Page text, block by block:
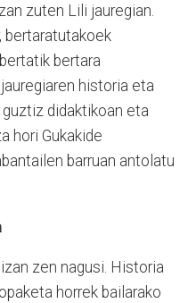
zuten Lili jauregian.
bertaratutakoek
bertara
historia eta
didaktikoan eta
hori Gukakide
barruan antolatu
zen nagusi. Historia
horrek bailarako